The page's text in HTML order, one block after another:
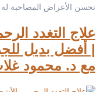
تحسن الأعراض المصاحبة
| أفضل بديل
مع د. محمود